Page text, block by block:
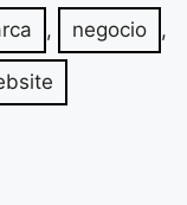
, negocio ,